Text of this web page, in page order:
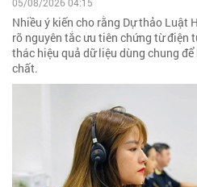
Nhiều ý kiến cho rằng Dự thảo Luật
rõ nguyên tắc ưu tiên chứng từ điện
thác hiệu quả dữ liệu dùng chung
chất.